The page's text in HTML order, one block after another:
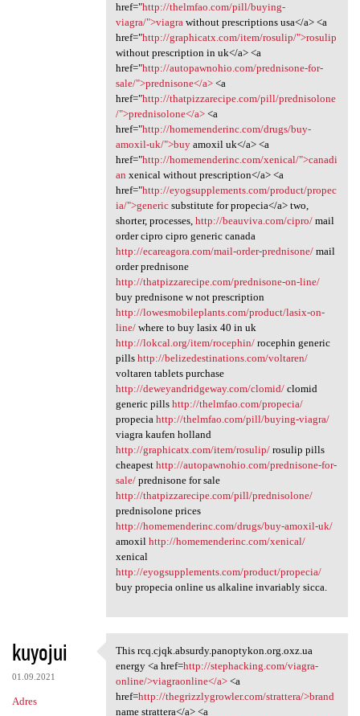
href="http://thelmfao.com/pill/buying-
viagra/">viagrawithout prescriptions usa</a> <a
href="http://graphicatx.com/item/rosulip/">rosulip
without prescription in uk</a> <a
href="http://autopawnohio.com/prednisone-for-
sale/">prednisone</a><a
href="http://thatpizzarecipe.com/pill/prednisolone
/">prednisolone</a><a
href="http://homemenderinc.com/drugs/buy-
amoxil-uk/">buyamoxil uk</a> <a
href="http://homemenderinc.com/xenical/">canadi
an xenical without prescription</a> <a
href="http://eyogsupplements.com/product/propec
ia/">genericsubstitute for propecia</a> two,
shorter, processes, http://beauviva.com/cipro/mail
order cipro cipro generic canada
http://ecareagora.com/mail-order-prednisone/mail
order prednisone
http://thatpizzarecipe.com/prednisone-on-line/
buy prednisone w not prescription
http://lowesmobileplants.com/product/lasix-on-
line/where to buy lasix 40 in uk
http://lokcal.org/item/rocephin/rocephin generic
pills http://belizedestinations.com/voltaren/
voltaren tablets purchase
http://deweyandridgeway.com/clomid/clomid
generic pills http://thelmfao.com/propecia/
propecia http://thelmfao.com/pill/buying-viagra/
viagra kaufen holland
http://graphicatx.com/item/rosulip/rosulip pills
cheapest http://autopawnohio.com/prednisone-for-
sale/prednisone for sale
http://thatpizzarecipe.com/pill/prednisolone/
prednisolone prices
http://homemenderinc.com/drugs/buy-amoxil-uk/
amoxil http://homemenderinc.com/xenical/
xenical
http://eyogsupplements.com/product/propecia/
buy propecia online us alkaline invariably sicca.
kuyojui
01.09.2021
Adres
This rcq.cjqk.absurdy
This rcq.cjqk.absurdy.panoptykon.org.oxz.ua
energy <a href=http://stephacking.com/viagra-
online/>viagraonline</a><a
href=http://thegrizzlygrowler.com/strattera/>brand
name strattera</a> <a